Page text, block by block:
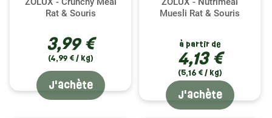
Rat & Souris
3,99 €
(4,99 € / kg)
J'achète
Muesli Rat & Souris
à partir de
4,13 €
(5,16 € / kg)
J'achète